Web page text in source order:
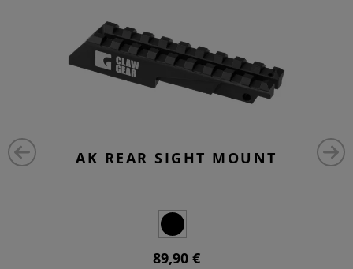
AK REAR SIGHT MOUNT
89,90 €